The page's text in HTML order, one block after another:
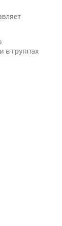
в группах